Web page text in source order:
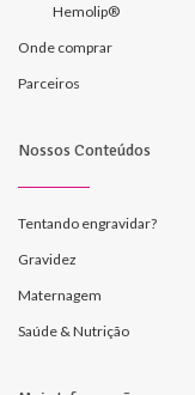
Hemolip®
Onde comprar
Parceiros
Nossos Conteúdos
Tentando engravidar?
Gravidez
Maternagem
Saúde & Nutrição